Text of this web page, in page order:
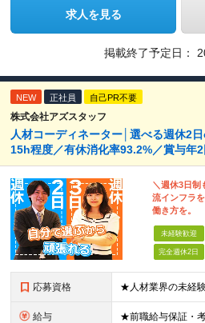
求人を見る
掲載終了予定日：
NEW 正社員 自己PR不要
株式会社アズスタッフ
人材コーディネーター│選べる週休2
15h程度／有休消化率93.2%／賞与年2
＼週休3日制
流インフラ
働き方を。
未経験歓迎
完全週休2日
応募資格
給与